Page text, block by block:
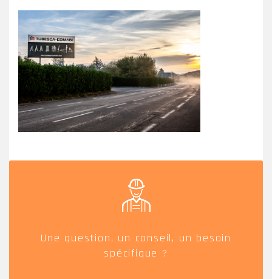
Une question, un conseil, un besoin
spécifique ?